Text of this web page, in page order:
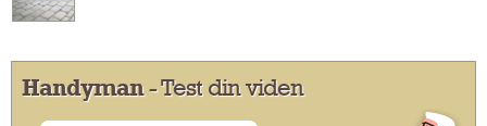
Handyman- Test din viden